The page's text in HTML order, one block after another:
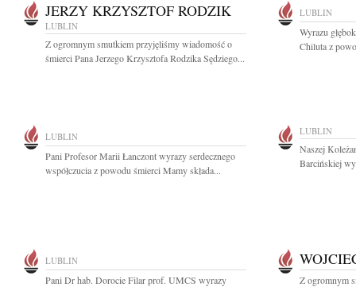
JERZY KRZYSZTOF RODZIK
LUBLIN
Z ogromnym smutkiem przyjęliśmy wiadomość o
śmierci Pana Jerzego Krzysztofa Rodzika Sędziego...
LUBLIN
Wyrazu
Chiluta z
LUBLIN
Pani Profesor Marii Łanczont wyrazy serdecznego
współczucia z powodu śmierci Mamy składa...
LUBLIN
Naszej
Barcińskiej
LUBLIN
Pani Dr hab. Dorocie Filar prof. UMCS wyrazy
Z ogromnym